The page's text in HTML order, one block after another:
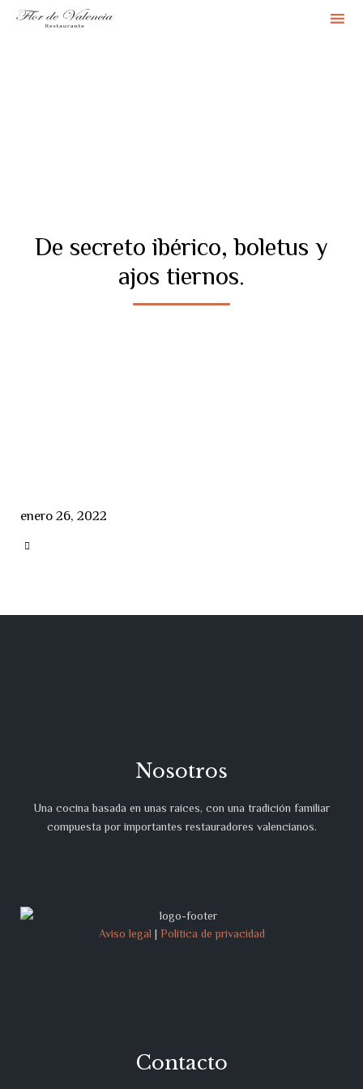
De secreto ibérico, boletus y
ajos tiernos.
enero 26, 2022

Nosotros
Una cocina basada en unas raíces, con una tradición familiar
compuesta por importantes restauradores valencianos.
Aviso legal | Política de privacidad
Contacto